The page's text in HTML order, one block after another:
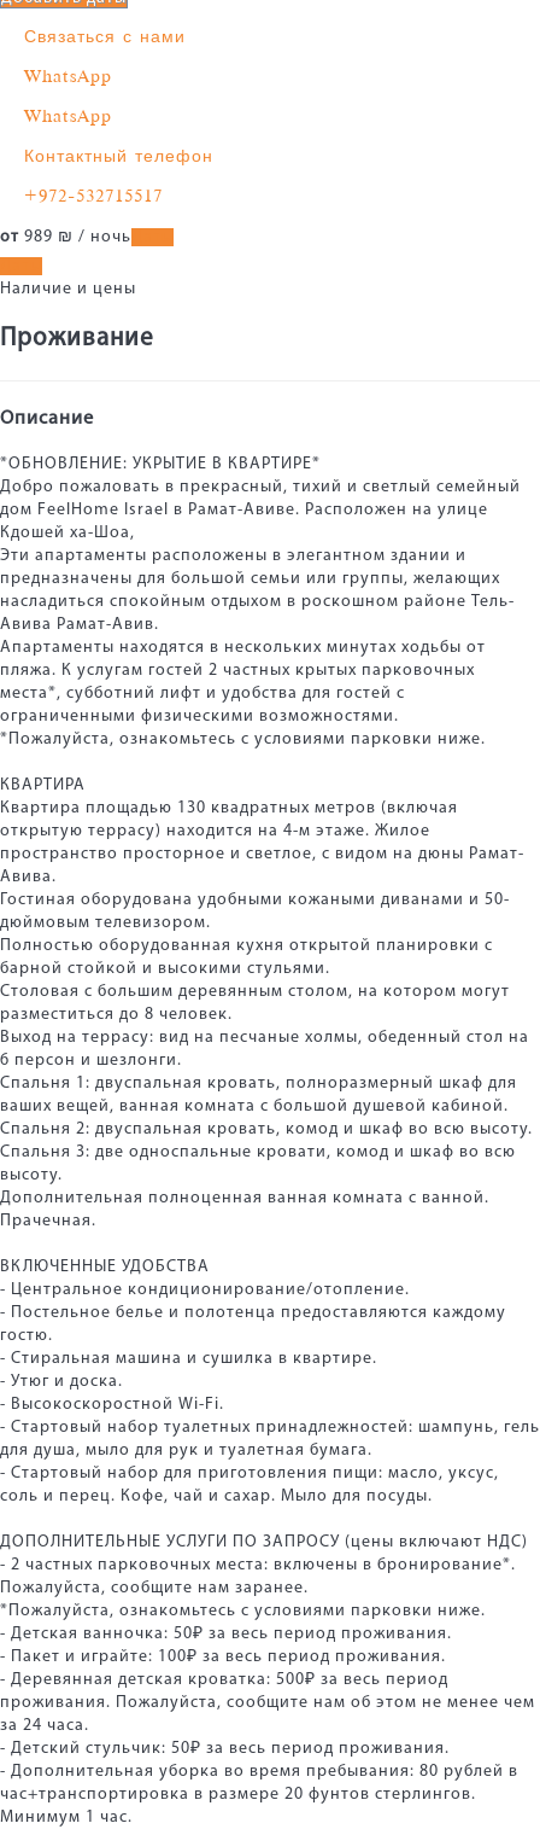
Связаться с нами
WhatsApp
WhatsApp
Контактный телефон
+972-532715517
от 989 ₪ / ночь
Наличие и цены
Проживание
Описание
*ОБНОВЛЕНИЕ: УКРЫТИЕ В КВАРТИРЕ*
Добро пожаловать в прекрасный, тихий и светлый семейный
дом FeelHome Israel в Рамат-Авиве. Расположен на улице
Кдошей ха-Шоа,
Эти апартаменты расположены в элегантном здании и
предназначены для большой семьи или группы, желающих
насладиться спокойным отдыхом в роскошном районе Тель-
Авива Рамат-Авив.
Апартаменты находятся в нескольких минутах ходьбы от
пляжа. К услугам гостей 2 частных крытых парковочных
места*, субботний лифт и удобства для гостей с
ограниченными физическими возможностями.
*Пожалуйста, ознакомьтесь с условиями парковки ниже.
КВАРТИРА
Квартира площадью 130 квадратных метров (включая
открытую террасу) находится на 4-м этаже. Жилое
пространство просторное и светлое, с видом на дюны Рамат-
Авива.
Гостиная оборудована удобными кожаными диванами и 50-
дюймовым телевизором.
Полностью оборудованная кухня открытой планировки с
барной стойкой и высокими стульями.
Столовая с большим деревянным столом, на котором могут
разместиться до 8 человек.
Выход на террасу: вид на песчаные холмы, обеденный стол на
6 персон и шезлонги.
Спальня 1: двуспальная кровать, полноразмерный шкаф для
ваших вещей, ванная комната с большой душевой кабиной.
Спальня 2: двуспальная кровать, комод и шкаф во всю высоту.
Спальня 3: две односпальные кровати, комод и шкаф во всю
высоту.
Дополнительная полноценная ванная комната с ванной.
Прачечная.
ВКЛЮЧЕННЫЕ УДОБСТВА
- Центральное кондиционирование/отопление.
- Постельное белье и полотенца предоставляются каждому
гостю.
- Стиральная машина и сушилка в квартире.
- Утюг и доска.
- Высокоскоростной Wi-Fi.
- Стартовый набор туалетных принадлежностей: шампунь, гель
для душа, мыло для рук и туалетная бумага.
- Стартовый набор для приготовления пищи: масло, уксус,
соль и перец. Кофе, чай и сахар. Мыло для посуды.
ДОПОЛНИТЕЛЬНЫЕ УСЛУГИ ПО ЗАПРОСУ (цены включают НДС)
- 2 частных парковочных места: включены в бронирование*.
Пожалуйста, сообщите нам заранее.
*Пожалуйста, ознакомьтесь с условиями парковки ниже.
- Детская ванночка: 50₽ за весь период проживания.
- Пакет и играйте: 100₽ за весь период проживания.
- Деревянная детская кроватка: 500₽ за весь период
проживания. Пожалуйста, сообщите нам об этом не менее чем
за 24 часа.
- Детский стульчик: 50₽ за весь период проживания.
- Дополнительная уборка во время пребывания: 80 рублей в
час+транспортировка в размере 20 фунтов стерлингов.
Минимум 1 час.